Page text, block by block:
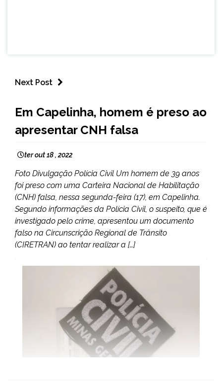
Next Post
NOTÍCIAS
Em Capelinha, homem é preso ao
apresentar CNH falsa
ter out 18 , 2022
Foto Divulgação Polícia Civil Um homem de 39 anos
foi preso com uma Carteira Nacional de Habilitação
(CNH) falsa, nessa segunda-feira (17), em Capelinha.
Segundo informações da Polícia Civil, o suspeito, que é
investigado pelo crime, apresentou um documento
falso na Circunscrição Regional de Trânsito
(CIRETRAN) ao tentar realizar a […]